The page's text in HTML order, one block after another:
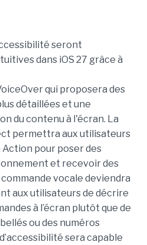
seront
dans iOS 27 grâce à
qui proposera des
détaillées et une
du contenu à l'écran. La
permettra aux utilisateurs
Action pour poser des
et recevoir des
vocale deviendra
aux utilisateurs de décrire
à l’écran plutôt que de
ou des numéros
sera capable